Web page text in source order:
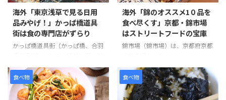
見られない催しが見られるとあっ
て、見物人がたくさんいるようで
すね。またゆかた姿で歩く人の姿
も見られ夏の雰囲気を楽しむこと
が出来ますよ。 そんな「銀座ゆ
https://www.youtube.com/watc
h?v=laPpth ...
ォルムがちょっと珍しいロールケ
ーキは、いちごの断面がいい感じ
に仕上がっています。真ん中に苺
を持ってくるのはなかなかに難し
そうですが、味は最高です。 そ
https://www.youtube.com/watc
h?v ...
海外「東京浅草で見る日用
品みやげ！」かっぱ橋道具
街は食の専門店がずらり
かっぱ橋道具街（かっぱ橋、合羽
置し、南北に伸びるかっぱ橋道具
街通り沿い約800メートルに食器
具、包材、調理器具、食品サンプ
ル、食材、調理衣装など何でも揃
海外「錦のオススメ1０品を
食べ尽くす」京都・錦市場
はストリートフードの宝庫
錦市場（錦市場）は、京都府京都
ある通りで、「京都の台所」と言
われ、京都の食と密接に関係した
場所です。そのため料亭などで
は、京都の錦から仕入れることか
食べ物 食べ物